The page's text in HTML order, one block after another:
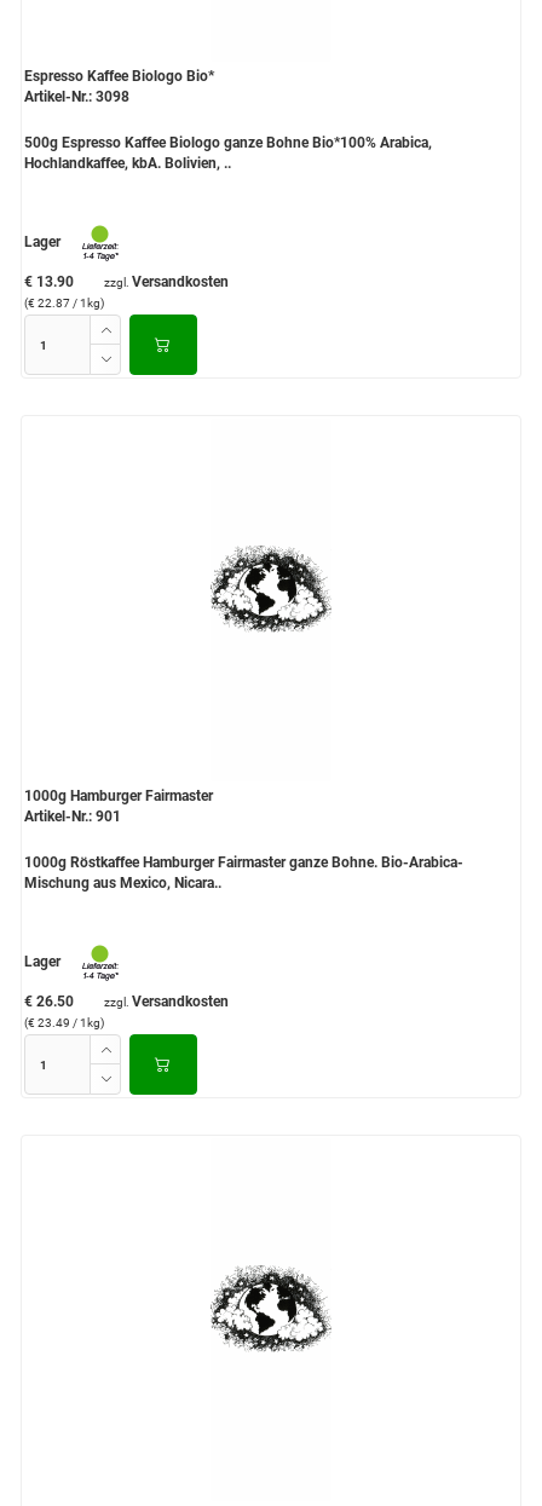
Espresso Kaffee Biologo Bio*
Artikel-Nr.: 3098
500g Espresso Kaffee Biologo ganze Bohne Bio*100% Arabica,
Hochlandkaffee, kbA. Bolivien, ..
Lager
€ 13.90
(€ 22.87 / 1kg)
zzgl. Versandkosten
1000g Hamburger Fairmaster
Artikel-Nr.: 901
1000g Röstkaffee Hamburger Fairmaster ganze Bohne. Bio-Arabica-
Mischung aus Mexico, Nicara..
Lager
€ 26.50
(€ 23.49 / 1kg)
zzgl. Versandkosten